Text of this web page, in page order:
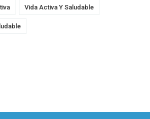
Vida Activa Y Saludable